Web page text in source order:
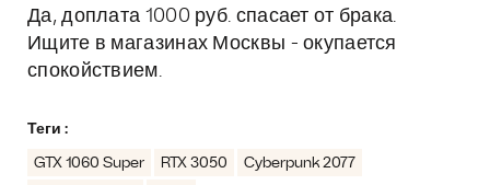
Да, доплата 1000 руб. спасает от брака.
Ищите в магазинах Москвы - окупается
спокойствием.
Теги :
GTX 1060 Super RTX 3050
Cyberpunk 2077